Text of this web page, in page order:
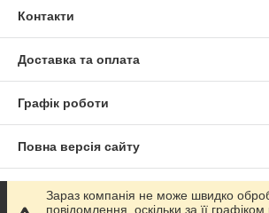
Контакти
Доставка та оплата
Графік роботи
Повна версія сайту
Сайт створено на маркетплейсі Prom.ua
Зараз компанія не може швидко
повідомлення, оскільки за її